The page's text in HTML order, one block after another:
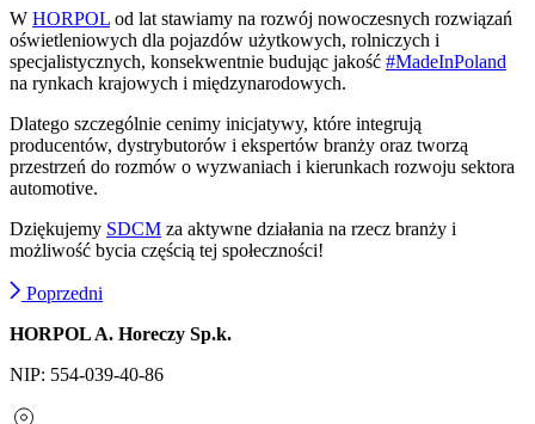
W HORPOL od lat stawiamy na rozwój nowoczesnych rozwiązań
oświetleniowych dla pojazdów użytkowych, rolniczych i
specjalistycznych, konsekwentnie budując jakość #MadeInPoland
na rynkach krajowych i międzynarodowych.
Dlatego szczególnie cenimy inicjatywy, które integrują
producentów, dystrybutorów i ekspertów branży oraz tworzą
przestrzeń do rozmów o wyzwaniach i kierunkach rozwoju sektora
automotive.
Dziękujemy SDCM za aktywne działania na rzecz branży i
możliwość bycia częścią tej społeczności!
Poprzedni
HORPOL A. Horeczy Sp.k.
NIP: 554-039-40-86